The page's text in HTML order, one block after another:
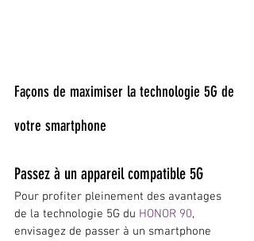
Façons de maximiser la technologie 5G de
votre smartphone
Passez à un appareil compatible 5G
Pour profiter pleinement des avantages
de la technologie 5G du HONOR 90,
envisagez de passer à un smartphone